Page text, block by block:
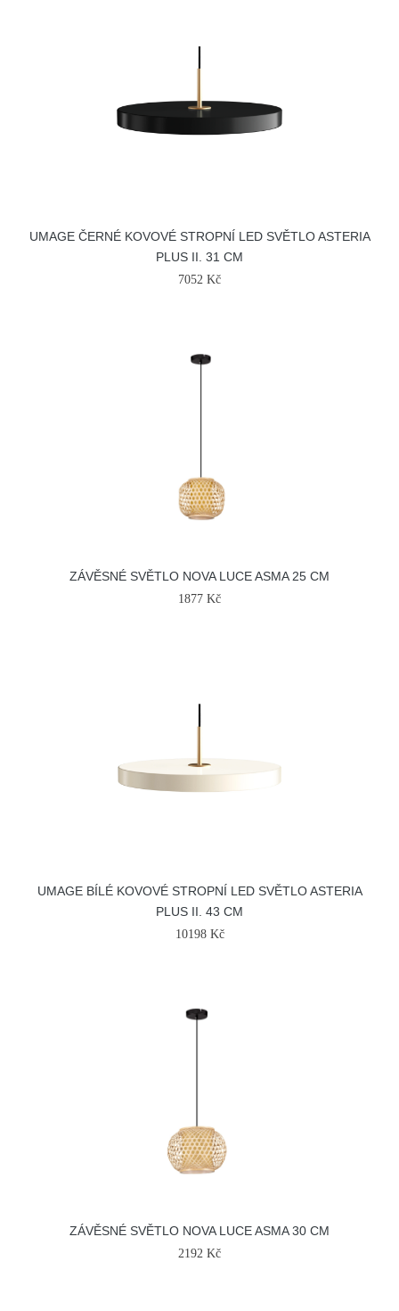
UMAGE ČERNÉ KOVOVÉ STROPNÍ LED SVĚTLO ASTERIA
PLUS II. 31 CM
7052 Kč
ZÁVĚSNÉ SVĚTLO NOVA LUCE ASMA 25 CM
1877 Kč
UMAGE BÍLÉ KOVOVÉ STROPNÍ LED SVĚTLO ASTERIA
PLUS II. 43 CM
10198 Kč
ZÁVĚSNÉ SVĚTLO NOVA LUCE ASMA 30 CM
2192 Kč